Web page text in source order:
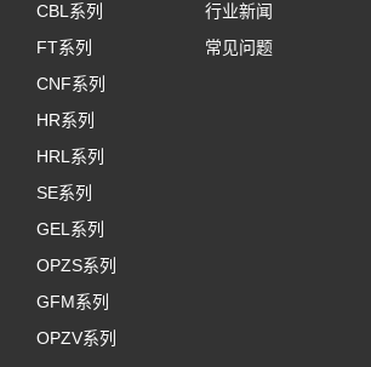
CBL系列
FT系列
CNF系列
HR系列
HRL系列
SE系列
GEL系列
OPZS系列
GFM系列
OPZV系列
行业新闻
常见问题